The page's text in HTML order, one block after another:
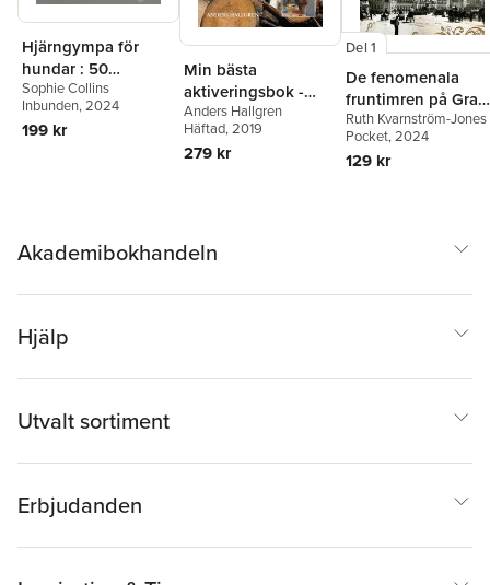
Hjärngympa för
hundar : 50
utmanande lekar för
en smartare hund
Sophie Collins
Inbunden, 2024
199 kr
Min bästa
aktiveringsbok -
Mental träning för
hundar
Anders Hallgren
Häftad, 2019
279 kr
Del 1
De fenomenala
fruntimren på
Hôtel
Ruth Kvarnström-Jones
Pocket, 2024
129 kr
Akademibokhandeln
Hjälp
Utvalt sortiment
Erbjudanden